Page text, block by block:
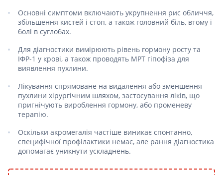
Основні симптоми включають укрупнення рис обличчя,
збільшення кистей і стоп, а також головний біль, втому і
болі в суглобах.
Для діагностики вимірюють рівень гормону росту та
ІФР-1 у крові, а також проводять МРТ гіпофіза для
виявлення пухлини.
Лікування спрямоване на видалення або зменшення
пухлини хірургічним шляхом, застосування ліків, що
пригнічують вироблення гормону, або променеву
терапію.
Оскільки акромегалія частіше виникає спонтанно,
специфічної профілактики немає, але рання діагностика
допомагає уникнути ускладнень.